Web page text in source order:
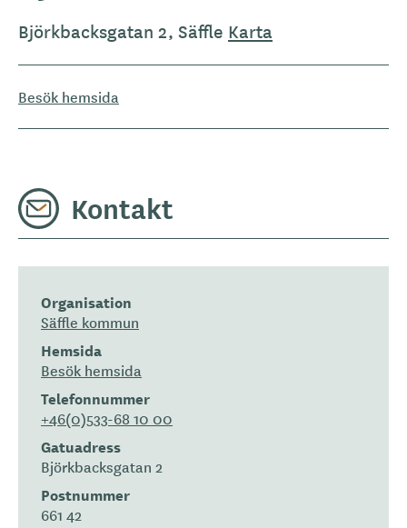
Björkbacksgatan 2, Säffle Karta
Besök hemsida
Kontakt
Organisation
Säffle kommun
Hemsida
Besök hemsida
Telefonnummer
+46(0)533-68 10 00
Gatuadress
Björkbacksgatan 2
Postnummer
661 42